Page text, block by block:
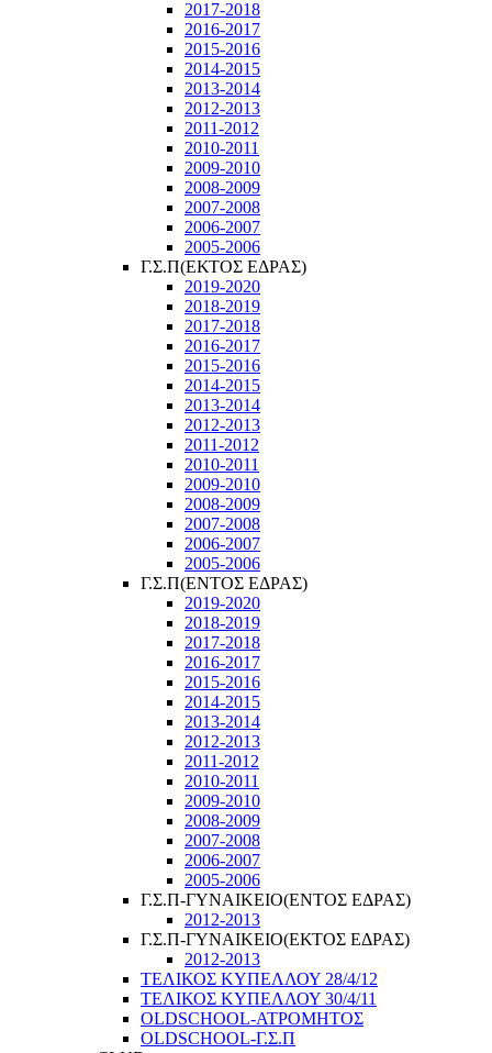
2017-2018
2016-2017
2015-2016
2014-2015
2013-2014
2012-2013
2011-2012
2010-2011
2009-2010
2008-2009
2007-2008
2006-2007
2005-2006
Γ.Σ.Π(ΕΚΤΟΣ ΕΔΡΑΣ)
2019-2020
2018-2019
2017-2018
2016-2017
2015-2016
2014-2015
2013-2014
2012-2013
2011-2012
2010-2011
2009-2010
2008-2009
2007-2008
2006-2007
2005-2006
Γ.Σ.Π(ΕΝΤΟΣ ΕΔΡΑΣ)
2019-2020
2018-2019
2017-2018
2016-2017
2015-2016
2014-2015
2013-2014
2012-2013
2011-2012
2010-2011
2009-2010
2008-2009
2007-2008
2006-2007
2005-2006
Γ.Σ.Π-ΓΥΝΑΙΚΕΙΟ(ΕΝΤΟΣ ΕΔΡΑΣ)
2012-2013
Γ.Σ.Π-ΓΥΝΑΙΚΕΙΟ(ΕΚΤΟΣ ΕΔΡΑΣ)
2012-2013
ΤΕΛΙΚΟΣ ΚΥΠΕΛΛΟΥ 28/4/12
ΤΕΛΙΚΟΣ ΚΥΠΕΛΛΟΥ 30/4/11
OLDSCHOOL-ΑΤΡΟΜΗΤΟΣ
OLDSCHOOL-Γ.Σ.Π